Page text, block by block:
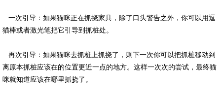
一次引导：如果猫咪正在抓挠家具，除了口头警告之外，你可以用逗
猫棒或者激光笔把它引导到抓桩处。
再次引导：如果猫咪去抓桩上抓挠了，则下一次你可以把抓桩移动到
离原本抓桩应该在的位置更近一点的地方。这样一次次的尝试，最终猫
咪就知道应该在哪里抓挠了。